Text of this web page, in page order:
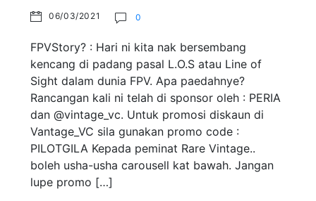
06/03/2021 0
FPVStory? : Hari ni kita nak bersembang
kencang di padang pasal L.O.S atau Line of
Sight dalam dunia FPV. Apa paedahnye?
Rancangan kali ni telah di sponsor oleh : PERIA
dan @vintage_vc. Untuk promosi diskaun di
Vantage_VC sila gunakan promo code :
PILOTGILA Kepada peminat Rare Vintage..
boleh usha-usha carousell kat bawah. Jangan
lupe promo […]